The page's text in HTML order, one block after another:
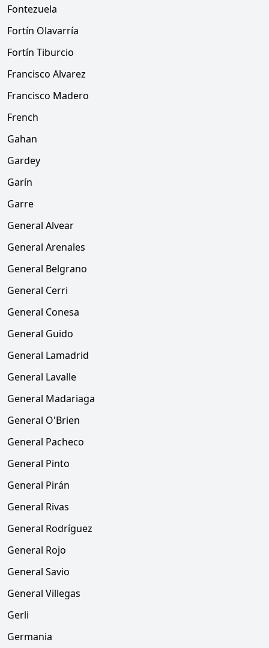
Fontezuela
Fortín Olavarría
Fortín Tiburcio
Francisco Alvarez
Francisco Madero
French
Gahan
Gardey
Garín
Garre
General Alvear
General Arenales
General Belgrano
General Cerri
General Conesa
General Guido
General Lamadrid
General Lavalle
General Madariaga
General O'Brien
General Pacheco
General Pinto
General Pirán
General Rivas
General Rodríguez
General Rojo
General Savio
General Villegas
Gerli
Germania